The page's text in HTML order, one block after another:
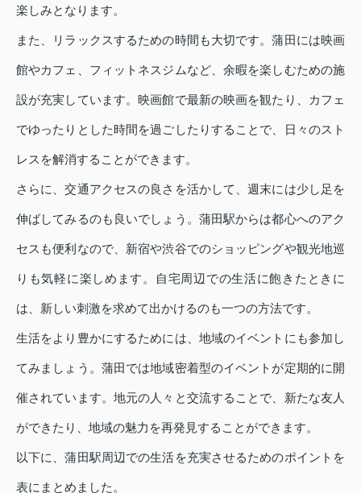
楽しみとなります。
また、リラックスするための時間も大切です。蒲田には映画
館やカフェ、フィットネスジムなど、余暇を楽しむための施
設が充実しています。映画館で最新の映画を観たり、カフェ
でゆったりとした時間を過ごしたりすることで、日々のスト
レスを解消することができます。
さらに、交通アクセスの良さを活かして、週末には少し足を
伸ばしてみるのも良いでしょう。蒲田駅からは都心へのアク
セスも便利なので、新宿や渋谷でのショッピングや観光地巡
りも気軽に楽しめます。自宅周辺での生活に飽きたときに
は、新しい刺激を求めて出かけるのも一つの方法です。
生活をより豊かにするためには、地域のイベントにも参加し
てみましょう。蒲田では地域密着型のイベントが定期的に開
催されています。地元の人々と交流することで、新たな友人
ができたり、地域の魅力を再発見することができます。
以下に、蒲田駅周辺での生活を充実させるためのポイントを
表にまとめました。